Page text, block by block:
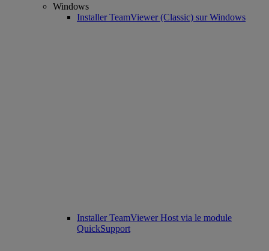
Windows
Installer TeamViewer (Classic) sur Windows
Installer TeamViewer Host via le module
QuickSupport